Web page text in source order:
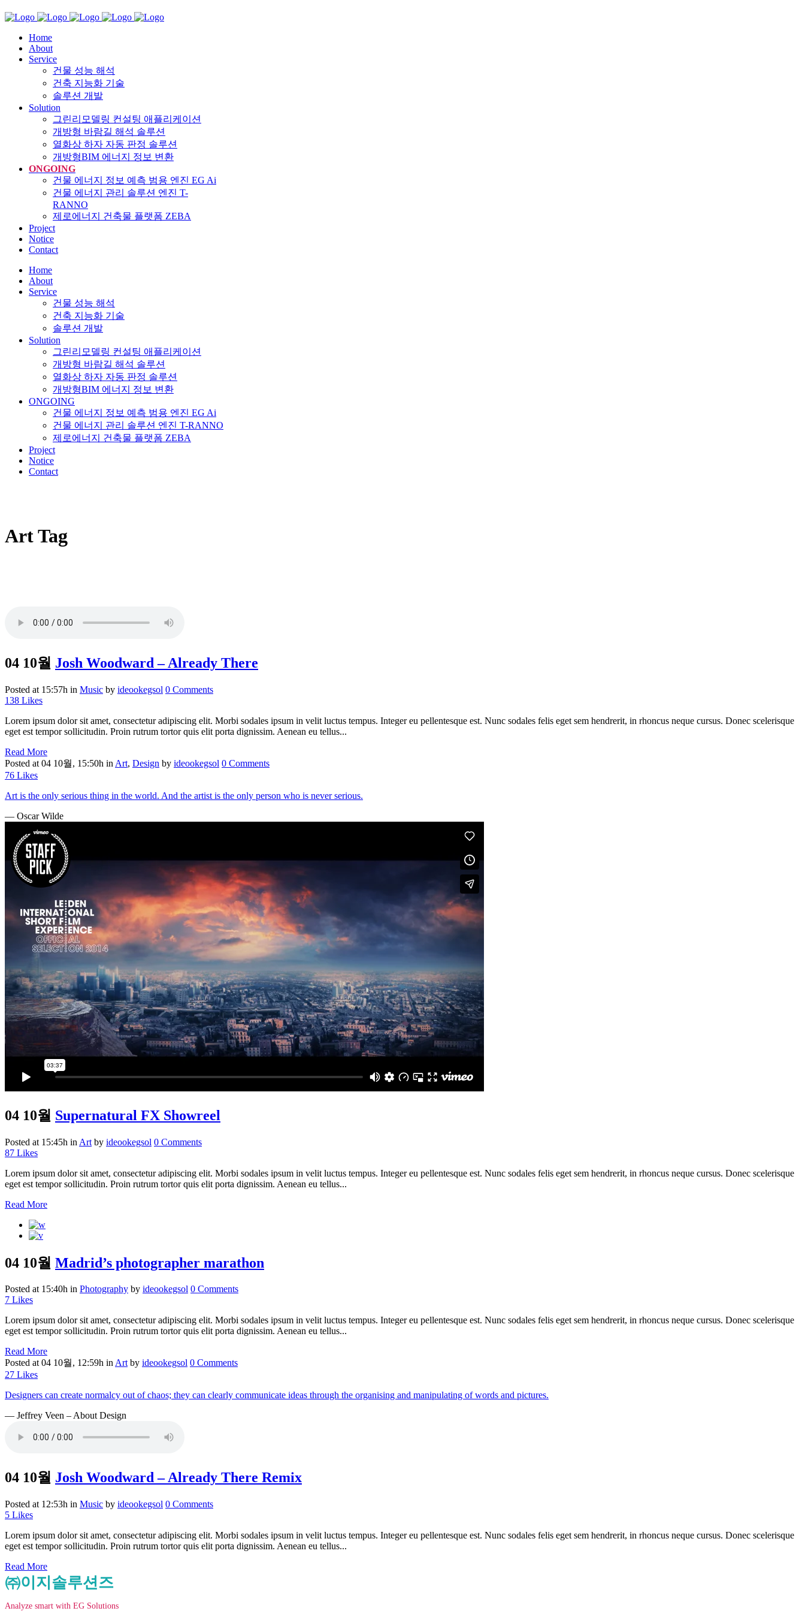
Home
About
Service
건물 성능 해석
건축 지능화 기술
솔루션 개발
Solution
그린리모델링 컨설팅 애플리케이션
개방형 바람길 해석 솔루션
열화상 하자 자동 판정 솔루션
개방형BIM 에너지 정보 변환
ONGOING
건물 에너지 정보 예측 범용 엔진 EG Ai
건물 에너지 관리 솔루션 엔진 T-
RANNO
제로에너지 건축물 플랫폼 ZEBA
Project
Notice
Contact
Home
About
Service
건물 성능 해석
건축 지능화 기술
솔루션 개발
Solution
그린리모델링 컨설팅 애플리케이션
개방형 바람길 해석 솔루션
열화상 하자 자동 판정 솔루션
개방형BIM 에너지 정보 변환
ONGOING
건물 에너지 정보 예측 범용 엔진 EG Ai
건물 에너지 관리 솔루션 엔진 T-RANNO
제로에너지 건축물 플랫폼 ZEBA
Project
Notice
Contact
Art Tag
04 10월 Josh Woodward – Already There
Posted at 15:57h in Music by ideookegsol 0 Comments
138 Likes
Lorem ipsum dolor sit amet, consectetur adipiscing elit. Morbi sodales ipsum in velit luctus tempus. Integer eu pellentesque est. Nunc sodales felis eget sem hendrerit, in rhoncus neque cursus. Donec scelerisque
eget est tempor sollicitudin. Proin rutrum tortor quis elit porta dignissim. Aenean eu tellus...
Read More
Posted at 04 10월, 15:50h in Art, Design by ideookegsol 0 Comments
76 Likes
Art is the only serious thing in the world. And the artist is the only person who is never serious.
— Oscar Wilde
04 10월 Supernatural FX Showreel
Posted at 15:45h in Art by ideookegsol 0 Comments
87 Likes
Lorem ipsum dolor sit amet, consectetur adipiscing elit. Morbi sodales ipsum in velit luctus tempus. Integer eu pellentesque est. Nunc sodales felis eget sem hendrerit, in rhoncus neque cursus. Donec scelerisque
eget est tempor sollicitudin. Proin rutrum tortor quis elit porta dignissim. Aenean eu tellus...
Read More
04 10월 Madrid’s photographer marathon
Posted at 15:40h in Photography by ideookegsol 0 Comments
7 Likes
Lorem ipsum dolor sit amet, consectetur adipiscing elit. Morbi sodales ipsum in velit luctus tempus. Integer eu pellentesque est. Nunc sodales felis eget sem hendrerit, in rhoncus neque cursus. Donec scelerisque
eget est tempor sollicitudin. Proin rutrum tortor quis elit porta dignissim. Aenean eu tellus...
Read More
Posted at 04 10월, 12:59h inArt by ideookegsol 0 Comments
27 Likes
Designers can create normalcy out of chaos; they can clearly communicate ideas through the organising and manipulating of words and pictures.
— Jeffrey Veen – About Design
04 10월 Josh Woodward – Already There Remix
Posted at 12:53h in Music by ideookegsol 0 Comments
5 Likes
Lorem ipsum dolor sit amet, consectetur adipiscing elit. Morbi sodales ipsum in velit luctus tempus. Integer eu pellentesque est. Nunc sodales felis eget sem hendrerit, in rhoncus neque cursus. Donec scelerisque
eget est tempor sollicitudin. Proin rutrum tortor quis elit porta dignissim. Aenean eu tellus...
Read More
㈜이지솔루션즈
Analyze smart with EG Solutions